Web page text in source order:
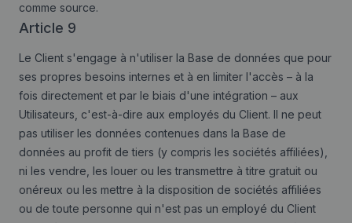
comme source.
Article 9
Le Client s'engage à n'utiliser la Base de données que pour
ses propres besoins internes et à en limiter l'accès – à la
fois directement et par le biais d'une intégration – aux
Utilisateurs, c'est-à-dire aux employés du Client. Il ne peut
pas utiliser les données contenues dans la Base de
données au profit de tiers (y compris les sociétés affiliées),
ni les vendre, les louer ou les transmettre à titre gratuit ou
onéreux ou les mettre à la disposition de sociétés affiliées
ou de toute personne qui n'est pas un employé du Client